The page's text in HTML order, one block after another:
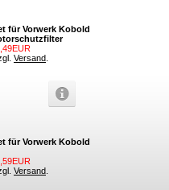
für Vorwerk Kobold
Versand
für Vorwerk Kobold
Versand